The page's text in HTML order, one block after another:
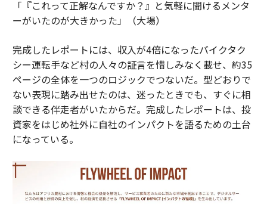
「『これって正解なんですか？』と気軽に聞けるメンタ
ーがいたのが大きかった」（大場）
完成したレポートには、収入が4倍になったバイクタク
シー運転手など村の人々の証言を惜しみなく載せ、約35
ページの全体を一つのロジックでつないだ。型どおりで
ない表現に踏み出せたのは、迷ったときでも、すぐに相
談できる伴走者がいたからだ。完成したレポートは、投
資家をはじめ社外に自社のインパクトを語るための土台
になっている。